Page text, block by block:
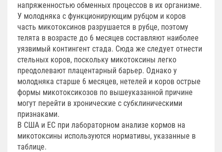
напряженностью обменных процессов в их организме.
У молодняка с функционирующим рубцом и коров
часть микотоксинов разрушается в рубце, поэтому
телята в возрасте до 6 месяцев составляют наиболее
уязвимый контингент стада. Сюда же следует отнести
стельных коров, поскольку микотоксины легко
преодолевают плацентарный барьер. Однако у
молодняка старше 6 месяцев, нетелей и коров острые
формы микотоксикозов по вышеуказанной причине
могут перейти в хронические с субклиническими
признаками.
В США и ЕС при лабораторном анализе кормов на
микотоксины используются нормативы, указанные в
таблице.